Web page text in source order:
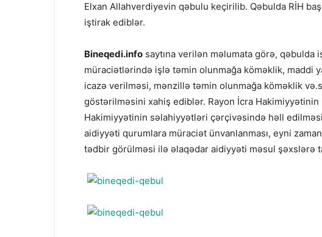
Elxan Allahverdiyevin qəbulu keçirilib. Qəbulda RİH
iştirak ediblər.
Bineqedi.info saytına verilən məlumata görə, qəbulda
müraciətlərində işlə təmin olunmağa köməklik, maddi
icazə verilməsi, mənzillə təmin olunmağa köməklik
göstərilməsini xahiş ediblər. Rayon İcra Hakimiyyətinin
Hakimiyyətinin səlahiyyətləri çərçivəsində həll
aidiyyəti qurumlara müraciət ünvanlanması, eyni
tədbir görülməsi ilə əlaqədar aidiyyəti məsul şəxslərə